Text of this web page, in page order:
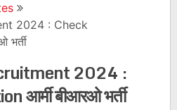
2024 : Check
भर्ती
2024 :
आर्मी बीआरओ भर्ती